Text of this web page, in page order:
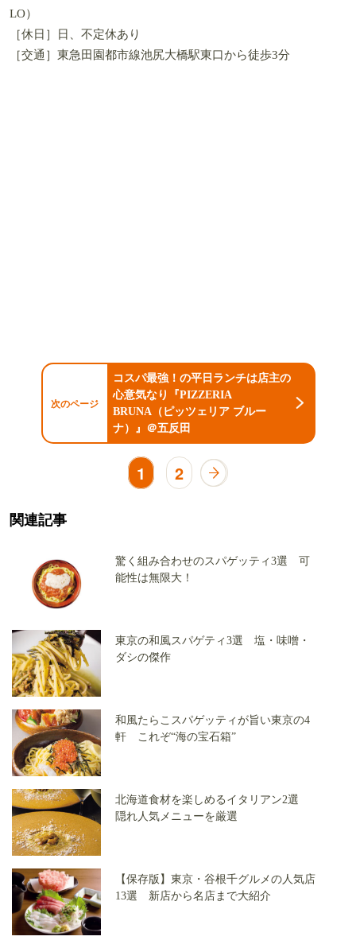
LO）
［休日］日、不定休あり
［交通］東急田園都市線池尻大橋駅東口から徒歩3分
次のページ
コスパ最強！の平日ランチは店主の
心意気なり『PIZZERIA
BRUNA（ピッツェリア ブルー
ナ）』＠五反田
1 2
関連記事
驚く組み合わせのスパゲッティ3選 可
能性は無限大！
東京の和風スパゲティ3選 塩・味噌・
ダシの傑作
和風たらこスパゲッティが旨い東京の4
軒 これぞ“海の宝石箱”
北海道食材を楽しめるイタリアン2選
隠れ人気メニューを厳選
【保存版】東京・谷根千グルメの人気店
13選 新店から名店まで大紹介